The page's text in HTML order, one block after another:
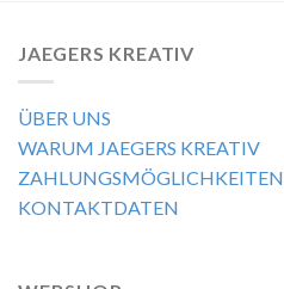
JAEGERS KREATIV
ÜBER UNS
WARUM JAEGERS KREATIV
ZAHLUNGSMÖGLICHKEITEN
KONTAKTDATEN